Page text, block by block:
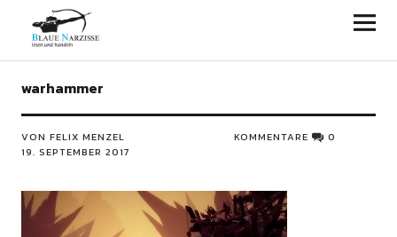
Blaue Narzisse
warhammer
VON FELIX MENZEL
19. SEPTEMBER 2017
KOMMENTARE 0